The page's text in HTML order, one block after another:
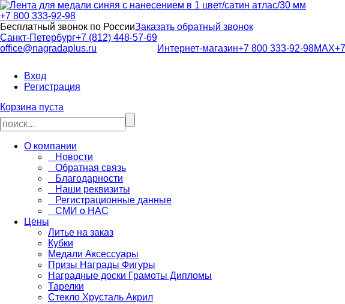
+7 800 333-92-98
Бесплатный звонок по РоссииЗаказать обратный звонок
Санкт-Петербург+7 (812) 448-57-69
office@nagradaplus.ru
Интернет-магазин+7 800 333-92-98MAX
Вход
Регистрация
Корзина пуста
О компании
Новости
Обратная связь
Благодарности
Наши реквизиты
Регистрационные данные
СМИ о НАС
Цены
Литье на заказ
Кубки
Медали Аксессуары
Призы Награды Фигуры
Наградные доски Грамоты Дипломы
Тарелки
Стекло Хрусталь Акрил